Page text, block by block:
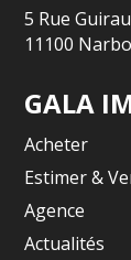
5 Rue
11100
GALA
Acheter
Estimer &
Agence
Actualités